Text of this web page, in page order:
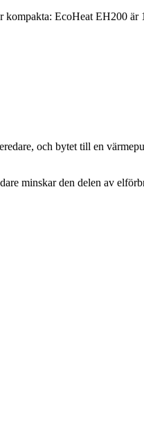
EcoHeat EH200 är
och bytet till en
minskar den delen av